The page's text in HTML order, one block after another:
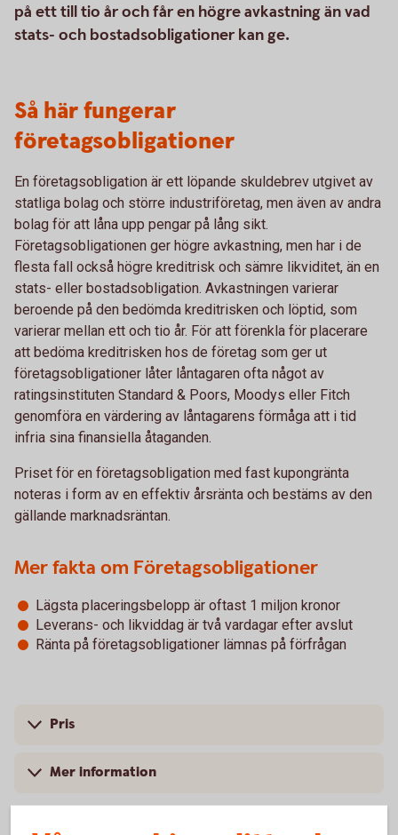
på ett till tio år och får en högre avkastning än vad
stats- och bostadsobligationer kan ge.
Så här fungerar
företagsobligationer
En företagsobligation är ett löpande skuldebrev utgivet av
statliga bolag och större industriföretag, men även av andra
bolag för att låna upp pengar på lång sikt.
Företagsobligationen ger högre avkastning, men har i de
flesta fall också högre kreditrisk och sämre likviditet, än en
stats- eller bostadsobligation. Avkastningen varierar
beroende på den bedömda kreditrisken och löptid, som
varierar mellan ett och tio år. För att förenkla för placerare
att bedöma kreditrisken hos de företag som ger ut
företagsobligationer låter låntagaren ofta något av
ratingsinstituten Standard & Poors, Moodys eller Fitch
genomföra en värdering av låntagarens förmåga att i tid
infria sina finansiella åtaganden.
Priset för en företagsobligation med fast kupongränta
noteras i form av en effektiv årsränta och bestäms av den
gällande marknadsräntan.
Mer fakta om Företagsobligationer
Lägsta placeringsbelopp är oftast 1 miljon kronor
Leverans- och likviddag är två vardagar efter avslut
Ränta på företagsobligationer lämnas på förfrågan
Pris
Mer information